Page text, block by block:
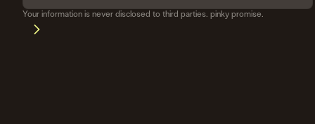
Your information is never disclosed to third parties. pinky promise.